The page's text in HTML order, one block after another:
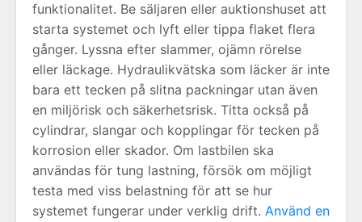
funktionalitet. Be säljaren eller auktionshuset att
starta systemet och lyft eller tippa flaket flera
gånger. Lyssna efter slammer, ojämn rörelse
eller läckage. Hydraulikvätska som läcker är inte
bara ett tecken på slitna packningar utan även
en miljörisk och säkerhetsrisk. Titta också på
cylindrar, slangar och kopplingar för tecken på
korrosion eller skador. Om lastbilen ska
användas för tung lastning, försök om möjligt
testa med viss belastning för att se hur
systemet fungerar under verklig drift. Använd en